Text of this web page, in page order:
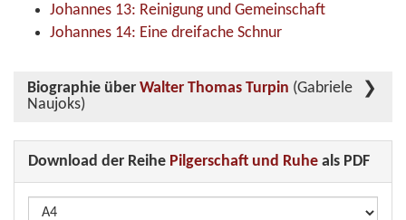
Johannes 13: Reinigung und Gemeinschaft
Johannes 14: Eine dreifache Schnur
Biographie über Walter Thomas Turpin (Gabriele
Naujoks)
Download der Reihe Pilgerschaft und Ruhe als PDF